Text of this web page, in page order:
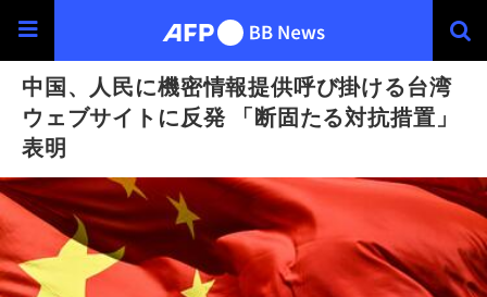
中国、人民に機密情報提供呼び掛ける台湾
ウェブサイトに反発 「断固たる対抗措置」
表明